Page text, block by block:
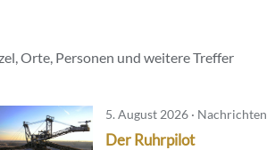
Orte, Personen und weitere Treffer
5. August 2026 · Nachrichten
Der Ruhrpilot